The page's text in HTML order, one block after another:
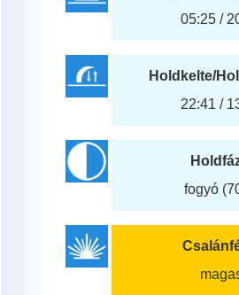
05:25 /
Holdkelte/
22:41 /
fogyó